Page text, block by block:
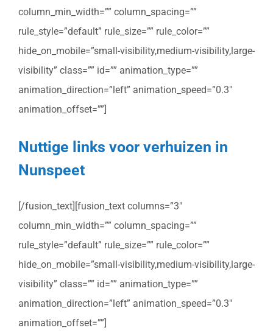
column_min_width=”” column_spacing=””
rule_style=”default” rule_size=”” rule_color=””
hide_on_mobile=”small-visibility,medium-visibility,large-
visibility” class=”” id=”” animation_type=””
animation_direction=”left” animation_speed=”0.3″
animation_offset=””]
Nuttige links voor verhuizen in
Nunspeet
[/fusion_text][fusion_text columns=”3″
column_min_width=”” column_spacing=””
rule_style=”default” rule_size=”” rule_color=””
hide_on_mobile=”small-visibility,medium-visibility,large-
visibility” class=”” id=”” animation_type=””
animation_direction=”left” animation_speed=”0.3″
animation_offset=””]